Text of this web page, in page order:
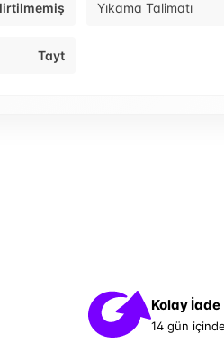
Yıkama Talimatı
Tayt
Kolay İade
14 gün